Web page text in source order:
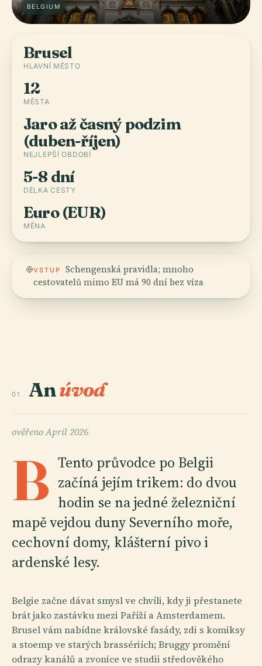
BELGIUM
Brusel
HLAVNÍ MĚSTO
12
MĚSTA
Jaro až časný podzim
(duben-říjen)
NEJLEPŠÍ OBDOBÍ
5-8 dní
DÉLKA CESTY
Euro (EUR)
MĚNA
VSTUP
Schengenská pravidla; mnoho
cestovatelů mimo EU má 90 dní bez víza
01 Anúvod
ověřenoApril 2026
B Tento průvodce po Belgii
začíná jejím trikem: do dvou
hodin se na jedné železniční
mapě vejdou duny Severního moře,
cechovní domy, klášterní pivo i
ardenské lesy.
Belgie začne dávat smysl ve chvíli, kdy ji přestanete
brát jako zastávku mezi Paříží a Amsterdamem.
Brusel vám nabídne královské fasády, zdi s komiksy
a stoemp ve starých brassériích; Bruggy promění
odrazy kanálů a zvonice ve studii středověkého